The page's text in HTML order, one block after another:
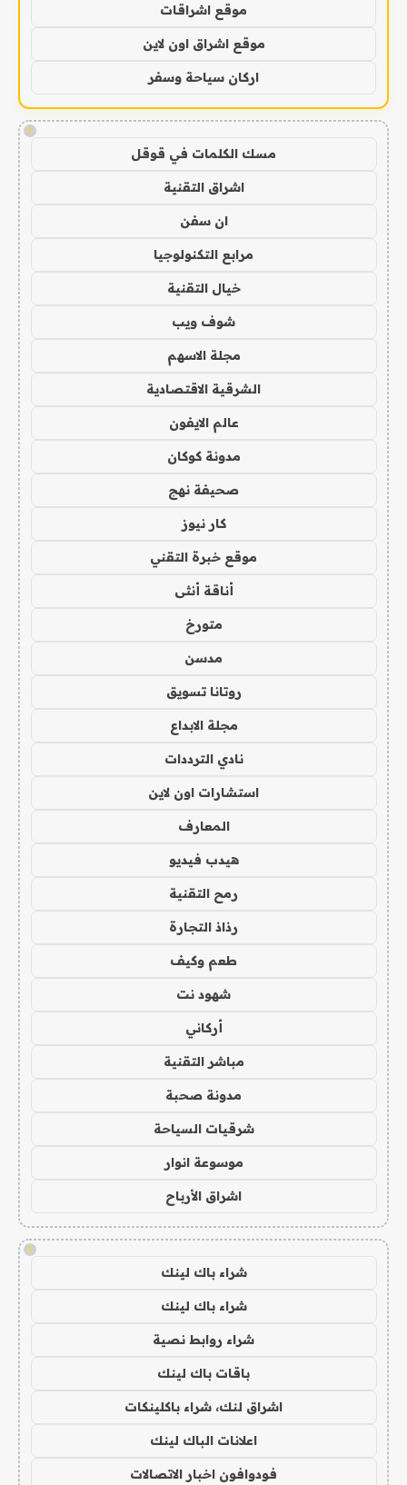
موقع اشراقات
موقع اشراق اون لاين
اركان سياحة وسفر
!
مسك الكلمات في قوقل
اشراق التقنية
ان سفن
مرابع التكنولوجيا
خيال التقنية
شوف ويب
مجلة الاسهم
الشرقية الاقتصادية
عالم الايفون
مدونة كوكان
صحيفة نهج
كار نيوز
موقع خبرة التقني
أناقة أنثى
متورخ
مدسن
روتانا تسويق
مجلة الابداع
نادي الترددات
استشارات اون لاين
المعارف
هيدب فيديو
رمح التقنية
رذاذ التجارة
طعم وكيف
شهود نت
أركاني
مباشر التقنية
مدونة صحبة
شرقيات السياحة
موسوعة انوار
اشراق الأرباح
!
شراء باك لينك
شراء باك لينك
شراء روابط نصية
باقات باك لينك
اشراق لنك، شراء باكلينكات
اعلانات الباك لينك
فودوافون اخبار الاتصالات